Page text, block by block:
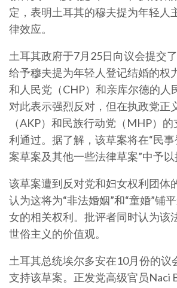
定，表明土耳其的穆夫提为年轻人
律效应。
土耳其政府于7月25日向议会提交
给予穆夫提为年轻人登记结婚的权
和人民党（CHP）和亲库尔德的人
对此表示强烈反对，但在执政党正
（AKP）和民族行动党（MHP）
利通过。据了解，该草案将在“民
案草案及其他一些法律草案”中予以
该草案遭到反对党和妇女权利团体
认为这将为“非法婚姻”和“童婚”铺
女的相关权利。批评者同时认为该
世俗主义的价值观。
土耳其总统埃尔多安在10月份的议
支持该草案。正发党高级官员Naci